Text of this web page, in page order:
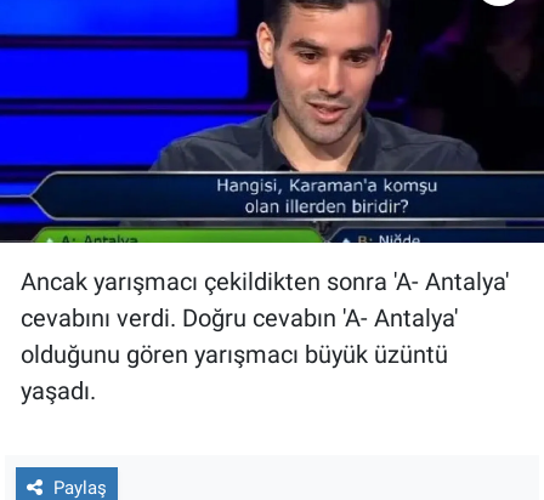
Ancak yarışmacı çekildikten sonra 'A- Antalya'
cevabını verdi. Doğru cevabın 'A- Antalya'
olduğunu gören yarışmacı büyük üzüntü
yaşadı.
Paylaş